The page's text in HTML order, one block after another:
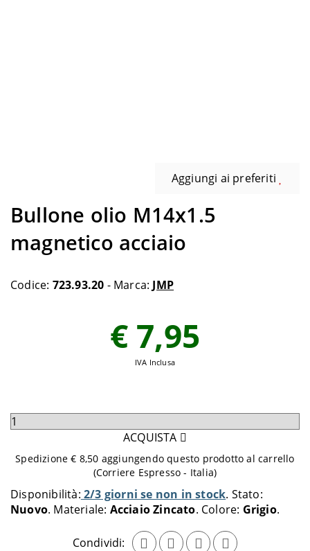
Aggiungi ai preferiti
Bullone olio M14x1.5
magnetico acciaio
Codice: 723.93.20 - Marca: JMP
Disponibilità: 2/3 giorni se non in stock Stato:
Nuovo Materiale: Acciaio Zincato Colore: Grigio
Condividi:
€ 7,95
IVA Inclusa
Seleziona
aggiungere
carrello
ACQUISTA
Spedizione € 8,50 aggiungendo questo prodotto al carrello
(Corriere Espresso - Italia)